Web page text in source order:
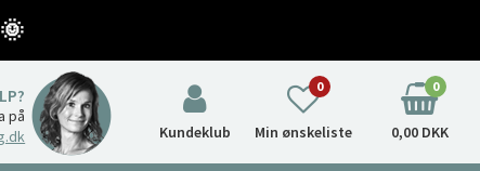
på
Kundeklub Min ønskeliste
0 0
0,00 DKK